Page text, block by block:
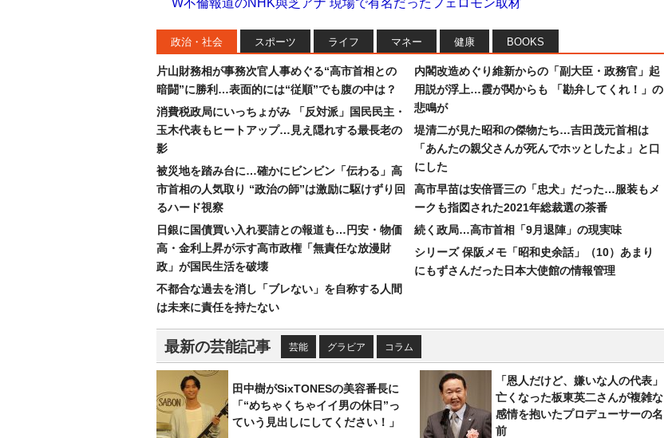
W不倫報道のNHK與芝アナ 現場で有名だったフェロモン取材
政治・社会 スポーツ ライフ マネー 健康 BOOKS
片山財務相が事務次官人事めぐる“高市首相との
暗闘”に勝利…表面的には“従順”でも腹の中は？
消費税政局にいっちょがみ 「反対派」国民民主・
玉木代表もヒートアップ…見え隠れする最長老の
影
被災地を踏み台に…確かにビンビン「伝わる」高
市首相の人気取り “政治の師”は激励に駆けずり回
るハード視察
日銀に国債買い入れ要請との報道も…円安・物価
高・金利上昇が示す高市政権「無責任な放漫財
政」が国民生活を破壊
不都合な過去を消し「ブレない」を自称する人間
は未来に責任を持たない
内閣改造めぐり維新からの「副大臣・政務官」起
用説が浮上…霞が関からも 「勘弁してくれ！」の
悲鳴が
堤清二が見た昭和の傑物たち…吉田茂元首相は
「あんたの親父さんが死んでホッとしたよ」と口
にした
高市早苗は安倍晋三の「忠犬」だった…服装もメ
ークも指図された2021年総裁選の茶番
続く政局…高市首相「9月退陣」の現実味
シリーズ 保阪メモ「昭和史余話」（10）あまり
にもずさんだった日本大使館の情報管理
最新の芸能記事 芸能 グラビア コラム
田中樹がSixTONESの美容番長に
「“めちゃくちゃイイ男の休日”っ
ていう見出しにしてください！」
「恩人だけど、嫌いな人の代表」
亡くなった板東英二さんが複雑な
感情を抱いたプロデューサーの名
前